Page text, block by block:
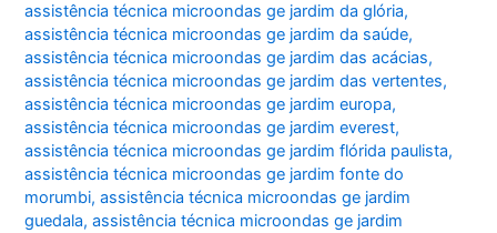
assistência técnica microondas ge jardim da glória,
assistência técnica microondas ge jardim da saúde,
assistência técnica microondas ge jardim das acácias,
assistência técnica microondas ge jardim das vertentes,
assistência técnica microondas ge jardim europa,
assistência técnica microondas ge jardim everest,
assistência técnica microondas ge jardim flórida paulista,
assistência técnica microondas ge jardim fonte do
morumbi,assistência técnica microondas ge jardim
guedala,assistência técnica microondas ge jardim